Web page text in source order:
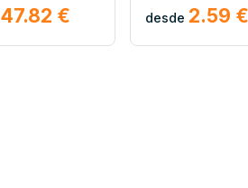
47.82 € desde 2.59 €